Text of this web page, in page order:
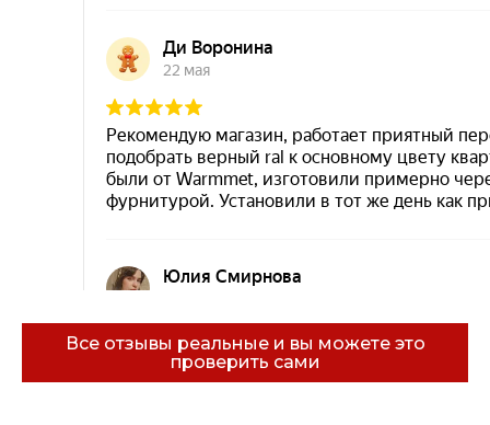
Все отзывы реальные и вы можете это
проверить сами